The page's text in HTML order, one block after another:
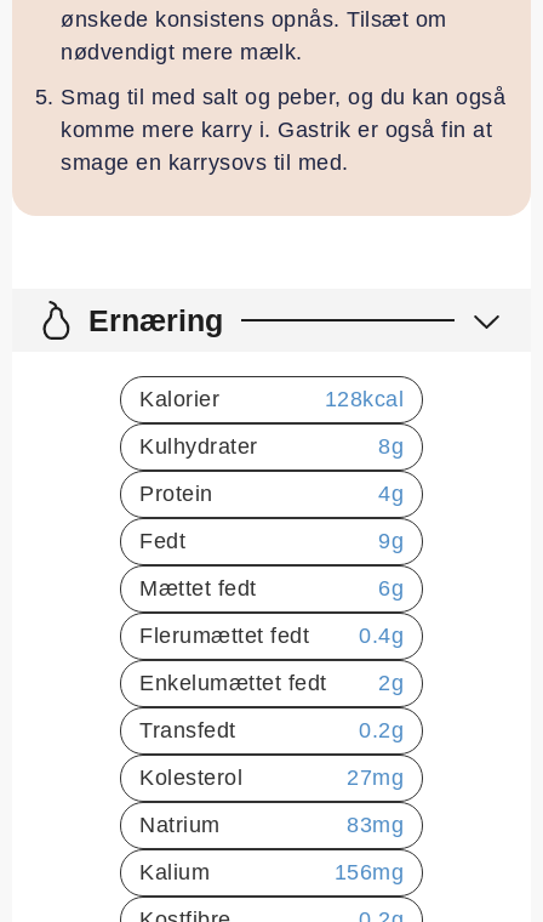
ønskede konsistens opnås. Tilsæt om
nødvendigt mere mælk.
Smag til med salt og peber, og du kan også
komme mere karry i. Gastrik er også fin at
smage en karrysovs til med.
Ernæring
Kalorier 128kcal
Kulhydrater
8g
Protein
4g
Fedt
9g
Mættet fedt
6g
Flerumættet fedt
0.4g
Enkelumættet fedt
2g
Transfedt
0.2g
Kolesterol
27mg
Natrium
83mg
Kalium
156mg